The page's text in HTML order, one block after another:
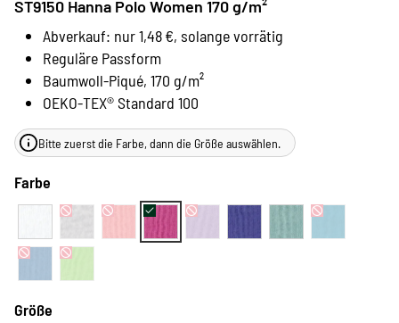
ST9150 Hanna Polo Women 170 g/m²
Abverkauf: nur 1,48 €, solange vorrätig
Reguläre Passform
Baumwoll-Piqué, 170 g/m²
OEKO-TEX® Standard 100
Bitte zuerst die Farbe, dann die Größe auswählen.
Farbe
Größe